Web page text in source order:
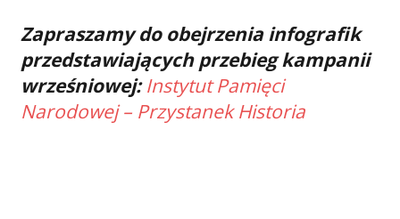
Zapraszamy do obejrzenia infografik
przedstawiających przebieg kampanii
wrześniowej: Instytut Pamięci
Narodowej – Przystanek Historia